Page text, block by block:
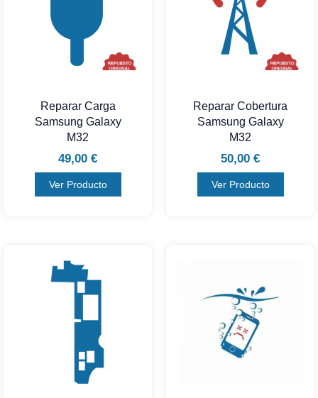
Reparar Carga
Samsung Galaxy
M32
49,00 €
Ver Producto
Reparar Cobertura
Samsung Galaxy
M32
50,00 €
Ver Producto